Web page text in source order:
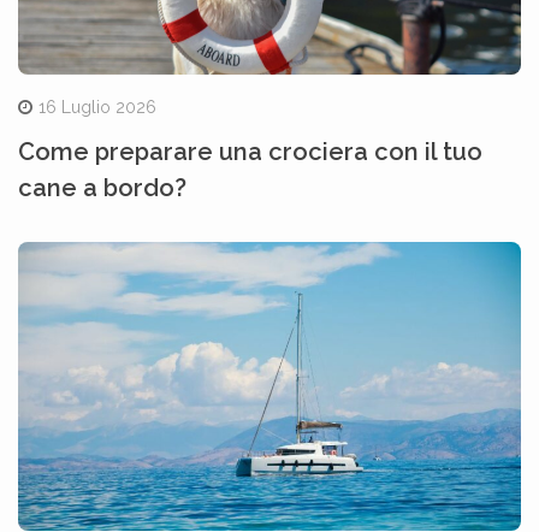
16 Luglio 2026
Come preparare una crociera con il tuo
cane a bordo?